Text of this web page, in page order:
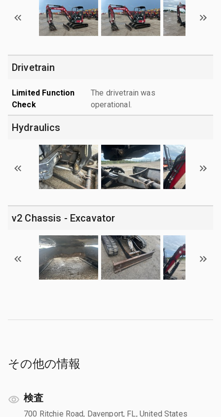
Drivetrain
Limited Function
Check
The drivetrain was
operational.
Hydraulics
v2 Chassis - Excavator
その他の情報
検査
700 Ritchie Road, Davenport, FL, United States